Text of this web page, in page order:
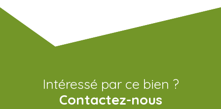
Intéressé par ce bien ?
Contactez-nous